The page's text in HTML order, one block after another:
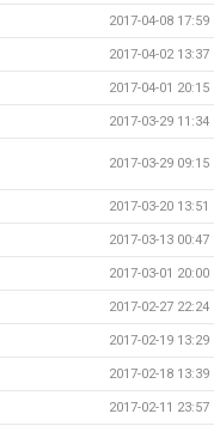
2017-04-08 17:59
2017-04-02 13:37
2017-04-01 20:15
2017-03-29 11:34
2017-03-29 09:15
2017-03-20 13:51
2017-03-13 00:47
2017-03-01 20:00
2017-02-27 22:24
2017-02-19 13:29
2017-02-18 13:39
2017-02-11 23:57